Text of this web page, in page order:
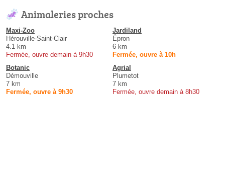
Animaleries proches
Maxi-Zoo
Hérouville-Saint-Clair
4.1 km
Fermée, ouvre demain à 9h30
Jardiland
Épron
6 km
Fermée, ouvre à 10h
Botanic
Démouville
7 km
Fermée, ouvre à 9h30
Agrial
Plumetot
7 km
Fermée, ouvre demain à 8h30